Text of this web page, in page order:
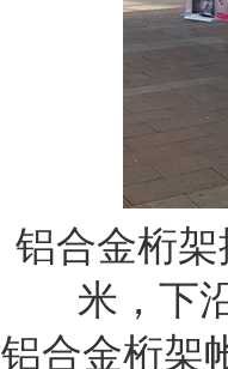
铝合金桁
米，下
铝合金桁架